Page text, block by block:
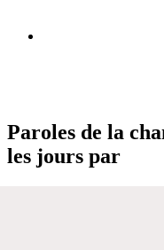
Paroles de la
les jours par